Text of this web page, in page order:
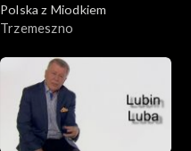
Polska z Miodkiem
Trzemeszno